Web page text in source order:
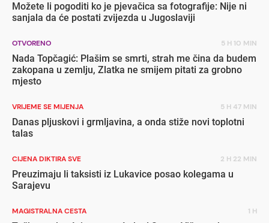
Možete li pogoditi ko je pjevačica sa fotografije: Nije ni
sanjala da će postati zvijezda u Jugoslaviji
OTVORENO 5 H 10 MIN
Nada Topčagić: Plašim se smrti, strah me čina da budem
zakopana u zemlju, Zlatka ne smijem pitati za grobno
mjesto
VRIJEME SE MIJENJA 5 H 47 MIN
Danas pljuskovi i grmljavina, a onda stiže novi toplotni
talas
CIJENA DIKTIRA SVE 2 H 22 MIN
Preuzimaju li taksisti iz Lukavice posao kolegama u
Sarajevu
MAGISTRALNA CESTA 1 H